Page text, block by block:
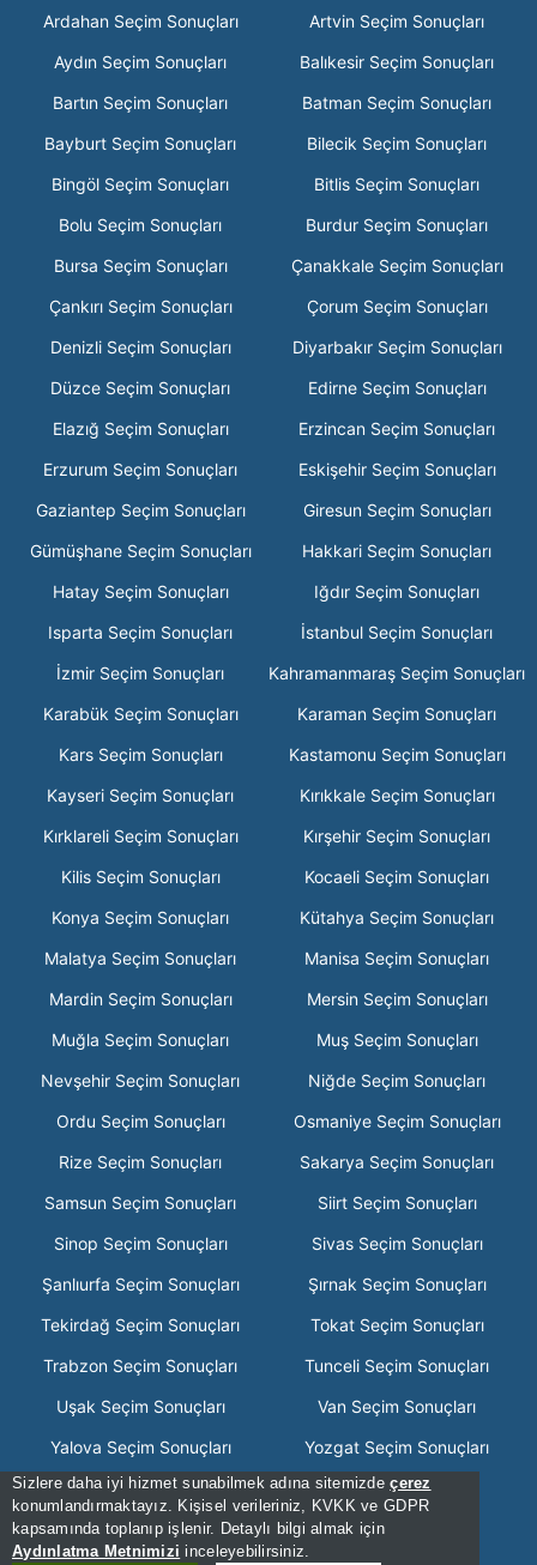
Sizlere daha iyi hizmet sunabilmek adına sitemizdeçerez
konumlandırmaktayız. Kişisel verileriniz, KVKK ve GDPR
kapsamında toplanıp işlenir. Detaylı bilgi almak için
Aydınlatma Metnimizi inceleyebilirsiniz.
Ardahan Seçim Sonuçları
Artvin Seçim Sonuçları
Aydın Seçim Sonuçları
Balıkesir Seçim Sonuçları
Bartın Seçim Sonuçları
Batman Seçim Sonuçları
Bayburt Seçim Sonuçları
Bilecik Seçim Sonuçları
Bingöl Seçim Sonuçları
Bitlis Seçim Sonuçları
Bolu Seçim Sonuçları
Burdur Seçim Sonuçları
Bursa Seçim Sonuçları
Çanakkale Seçim Sonuçları
Çankırı Seçim Sonuçları
Çorum Seçim Sonuçları
Denizli Seçim Sonuçları
Diyarbakır Seçim Sonuçları
Düzce Seçim Sonuçları
Edirne Seçim Sonuçları
Elazığ Seçim Sonuçları
Erzincan Seçim Sonuçları
Erzurum Seçim Sonuçları
Eskişehir Seçim Sonuçları
Gaziantep Seçim Sonuçları
Giresun Seçim Sonuçları
Gümüşhane Seçim Sonuçları
Hakkari Seçim Sonuçları
Hatay Seçim Sonuçları
Iğdır Seçim Sonuçları
Isparta Seçim Sonuçları
İstanbul Seçim Sonuçları
İzmir Seçim Sonuçları
Kahramanmaraş Seçim Sonuçları
Karabük Seçim Sonuçları
Karaman Seçim Sonuçları
Kars Seçim Sonuçları
Kastamonu Seçim Sonuçları
Kayseri Seçim Sonuçları
Kırıkkale Seçim Sonuçları
Kırklareli Seçim Sonuçları
Kırşehir Seçim Sonuçları
Kilis Seçim Sonuçları
Kocaeli Seçim Sonuçları
Konya Seçim Sonuçları
Kütahya Seçim Sonuçları
Malatya Seçim Sonuçları
Manisa Seçim Sonuçları
Mardin Seçim Sonuçları
Mersin Seçim Sonuçları
Muğla Seçim Sonuçları
Muş Seçim Sonuçları
Nevşehir Seçim Sonuçları
Niğde Seçim Sonuçları
Ordu Seçim Sonuçları
Osmaniye Seçim Sonuçları
Rize Seçim Sonuçları
Sakarya Seçim Sonuçları
Samsun Seçim Sonuçları
Siirt Seçim Sonuçları
Sinop Seçim Sonuçları
Sivas Seçim Sonuçları
Şanlıurfa Seçim Sonuçları
Şırnak Seçim Sonuçları
Tekirdağ Seçim Sonuçları
Tokat Seçim Sonuçları
Trabzon Seçim Sonuçları
Tunceli Seçim Sonuçları
Uşak Seçim Sonuçları
Van Seçim Sonuçları
Yalova Seçim Sonuçları
Yozgat Seçim Sonuçları
Zonguldak Seçim Sonuçları
[Hata Bildir] - 07:03:09 - .3